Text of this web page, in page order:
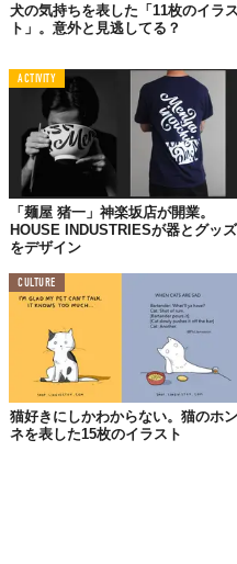
最近、日本のファッション誌
って何？これは、bourgeois
アン）の頭文字をとった造語
の意。NYで言うところの“ヒ
地下鉄
規模の
犬の気持ちを表した「11枚のイラス
ト」。意外と見逃してる？
ACTIVITY
「麺屋 猪一」神楽坂店が開業。
HOUSE INDUSTRIESが器とグッズ
をデザイン
CULTURE
猫好きにしかわからない。猫のホン
ネを表した15枚のイラスト